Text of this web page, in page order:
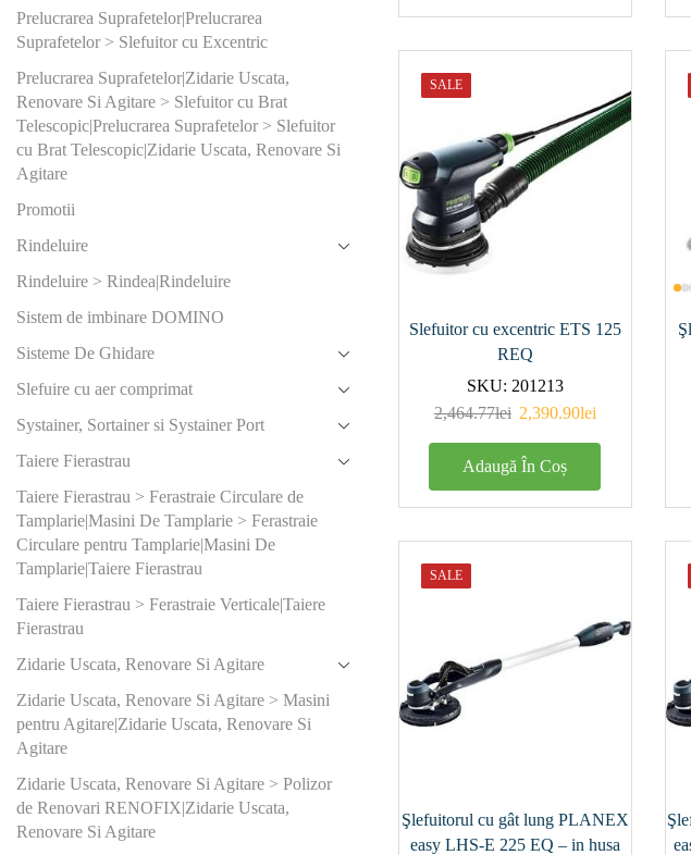
Produs Presiune de
6(1)
Produs Putere
consumată (W)
1100
250(3)
2500(1)
Produs Talpă de
80x130
80x400
SALE
Slefuitor cu excentric ETS 125
REQ
SKU: 201213
2,464.77lei 2,390.90lei
Adaugă În Coș
SALE
Şlefuitorul cu gât lung PLANEX
easy LHS-E 225 EQ – in husa
Prelucrarea Suprafetelor|Prelucrarea
Suprafetelor > Slefuitor cu Excentric
Prelucrarea Suprafetelor|Zidarie Uscata,
Renovare Si Agitare > Slefuitor cu Brat
Telescopic|Prelucrarea Suprafetelor > Slefuitor
cu Brat Telescopic|Zidarie Uscata, Renovare Si
Agitare
Promotii
Rindeluire
Rindeluire > Rindea|Rindeluire
Sistem de imbinare DOMINO
Sisteme De Ghidare
Slefuire cu aer comprimat
Systainer, Sortainer si Systainer Port
Taiere Fierastrau
Taiere Fierastrau > Ferastraie Circulare de
Tamplarie|Masini De Tamplarie > Ferastraie
Circulare pentru Tamplarie|Masini De
Tamplarie|Taiere Fierastrau
Taiere Fierastrau > Ferastraie Verticale|Taiere
Fierastrau
Zidarie Uscata, Renovare Si Agitare
Zidarie Uscata, Renovare Si Agitare > Masini
pentru Agitare|Zidarie Uscata, Renovare Si
Agitare
Zidarie Uscata, Renovare Si Agitare > Polizor
de Renovari RENOFIX|Zidarie Uscata,
Renovare Si Agitare